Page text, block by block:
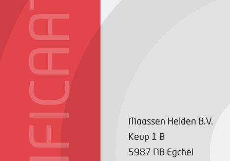
Maassen Helden B.V.
Keup 1 B
5987 NB Egchel